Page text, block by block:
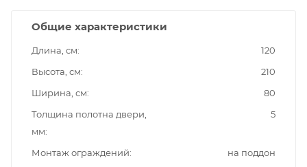
Общие характеристики
Длина, см
120
Высота, см
210
Ширина, см
80
Толщина полотна двери,
мм
5
Монтаж ограждений на поддон